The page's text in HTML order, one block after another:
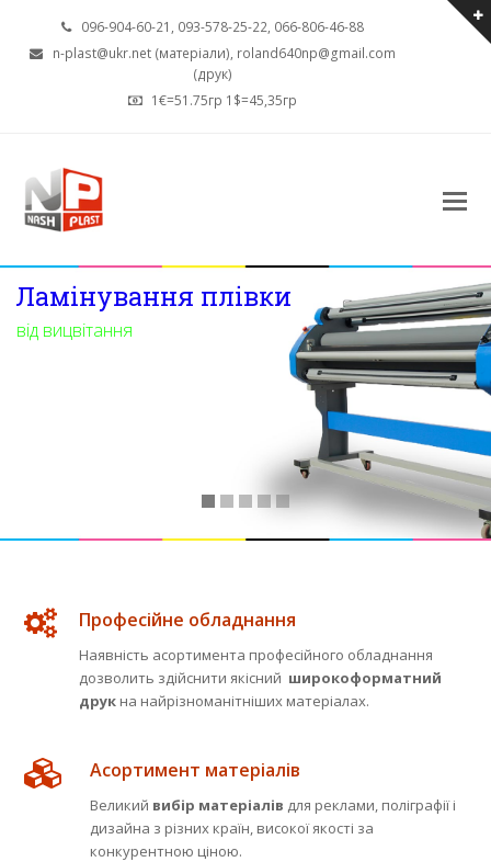
096-904-60-21, 093-578-25-22, 066-806-46-88
n-plast@ukr.net (матеріали), roland640np@gmail.com
(друк)
1€=51.75гр 1$=45,35гр
Ламінування плівки
від вицвітання
Професійне обладнання
Наявність асортимента професійного обладнання
дозволить здійснити якісний широкоформатний
друк на найрізноманітніших матеріалах.
Асортимент матеріалів
Великий вибір матеріалів для реклами, поліграфії і
дизайна з різних країн, високої якості за
конкурентною ціною.